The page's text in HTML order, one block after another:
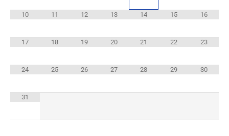
10 11 12 13 14 15 16
17 18 19 20 21 22 23
24 25 26 27 28 29 30
31